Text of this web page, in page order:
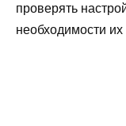
проверять
необходимости их